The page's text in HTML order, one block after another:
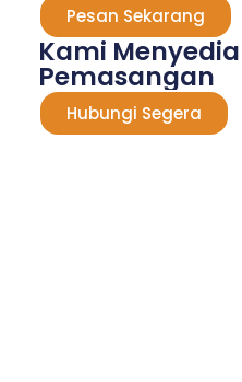
Pesan Sekarang
Kami
Pemasangan
Hubungi Segera